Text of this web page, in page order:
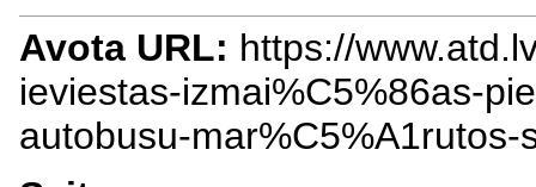
Avota URL: https://
ieviestas-izmai%C5%86as-
autobusu-